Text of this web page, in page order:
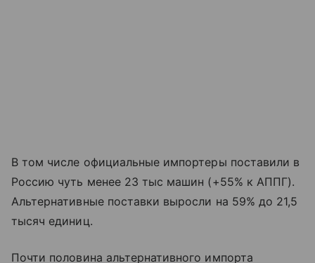
В том числе официальные импортеры поставили в
Россию чуть менее 23 тыс машин (+55% к АППГ).
Альтернативные поставки выросли на 59% до 21,5
тысяч единиц.
Почти половина альтернативного импорта